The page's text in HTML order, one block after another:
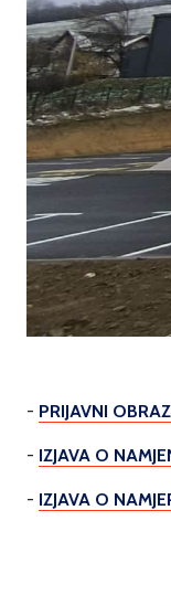
- PRIJAVNI
- IZJAVA O
- IZJAVA O